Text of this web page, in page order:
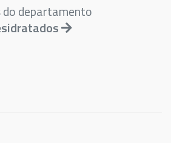
departamento